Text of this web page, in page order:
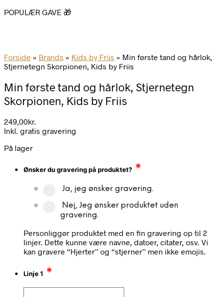
POPULÆR GAVE 🎁
Forside » Brands » Kids by Friis » Min første tand og hårlok,
Stjernetegn Skorpionen, Kids by Friis
Min første tand og hårlok, Stjernetegn
Skorpionen, Kids by Friis
249,00kr.
Inkl. gratis gravering
På lager
Ønsker du gravering på produktet? *
Ja, jeg ønsker gravering.
Nej, Jeg ønsker produktet uden
gravering.
Personliggør produktet med en fin gravering op til 2
linjer. Dette kunne være navne, datoer, citater, osv. Vi
kan gravere “Hjerter” og “stjerner” men ikke emojis.
Linje 1 *